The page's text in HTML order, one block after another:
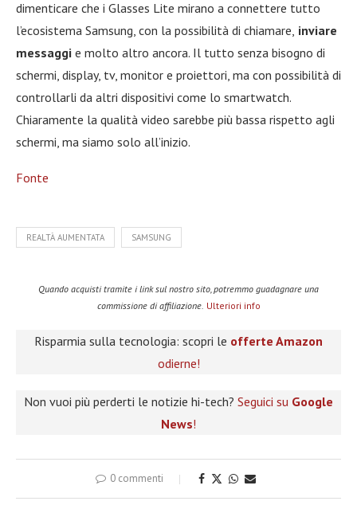
dimenticare che i Glasses Lite mirano a connettere tutto
l’ecosistema Samsung, con la possibilità di chiamare, inviare
messaggi e molto altro ancora. Il tutto senza bisogno di
schermi, display, tv, monitor e proiettori, ma con possibilità di
controllarli da altri dispositivi come lo smartwatch.
Chiaramente la qualità video sarebbe più bassa rispetto agli
schermi, ma siamo solo all’inizio.
Fonte
REALTÀ AUMENTATA SAMSUNG
Quando acquisti tramite i link sul nostro sito, potremmo guadagnare una
commissione di affiliazione. Ulteriori info
Risparmia sulla tecnologia: scopri le offerte Amazon
odierne!
Non vuoi più perderti le notizie hi-tech? Seguici su Google
News!
0 commenti